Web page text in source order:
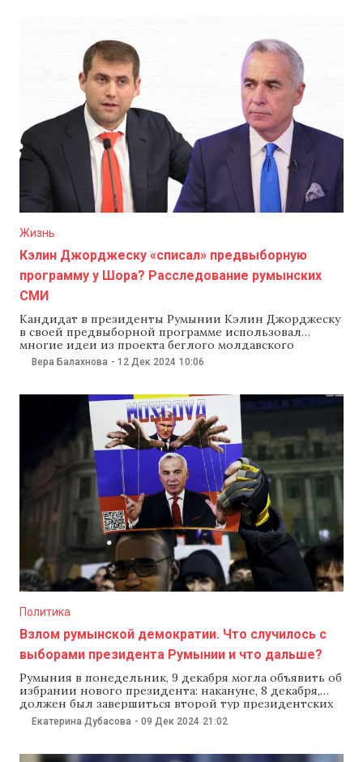
Жизнь
Кэлин Джорджеску «списал» предвыборную
программу у Шора? Расследование румынских
СМИ
Кандидат в президенты Румынии Кэлин Джорджеску
в своей предвыборной программе использовал
многие идеи из проекта беглого молдавского
олигарха Илана Шора «Еда, вода, энергия» 2022 года.
Согласно расследованию издания Reporteris.ro, у
однако он утверждает, что это Шор украл его идеи.
По информаци издания, Джорджеску
Вера Балахнова - 12 Дек 2024 10:06
Политика
Взлом румынской демократии. Что случилось с
выборами президента Румынии и что дальше?
Румыния в понедельник, 9 декабря могла объявить об
избрании нового президента: накануне, 8 декабря,
должен был завершиться второй тур президентских
выборов. Но 6 декабря Конституционный суд (КС)
Румынии отменил результаты первого тура. На тот
вовсю шло голосование. Теперь выборы в Румынии
Екатерина Дубасова - 09 Дек 2024 21:02